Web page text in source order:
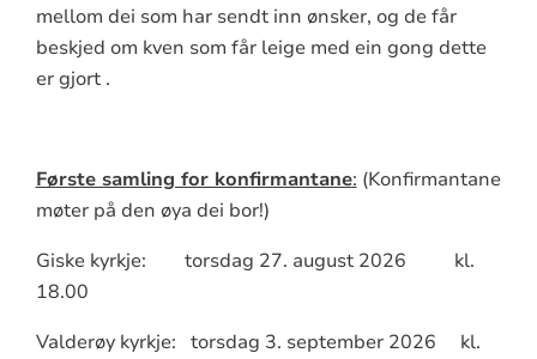
mellom dei som har sendt inn ønsker, og de får
beskjed om kven som får leige med ein gong dette
er gjort .
Første samling for konfirmantane: (Konfirmantane
møter på den øya dei bor!)
Giske kyrkje: torsdag 27. august 2026 kl.
18.00
Valderøy kyrkje: torsdag 3. september 2026 kl.